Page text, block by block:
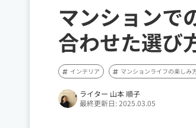
マンションで
合わせた選び
インテリア マンションライフの楽しみ
ライター 山本 順子
最終更新日: 2025.03.05